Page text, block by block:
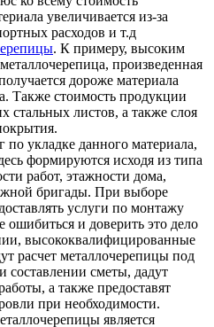
увеличивается из-за
расходов и т.д
. К примеру, высоким
произведенная
дороже материала
Также стоимость продукции
стальных листов, а также слоя
по укладке данного материала,
формируются исходя из типа
работ, этажности дома,
бригады. При выборе
услуги по монтажу
ошибиться и доверить это дело
высококвалифицированные
расчет металлочерепицы под
сметы, дадут
а также предоставят
при необходимости.
является